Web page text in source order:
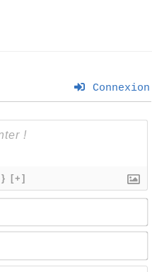
Connexion
[+]